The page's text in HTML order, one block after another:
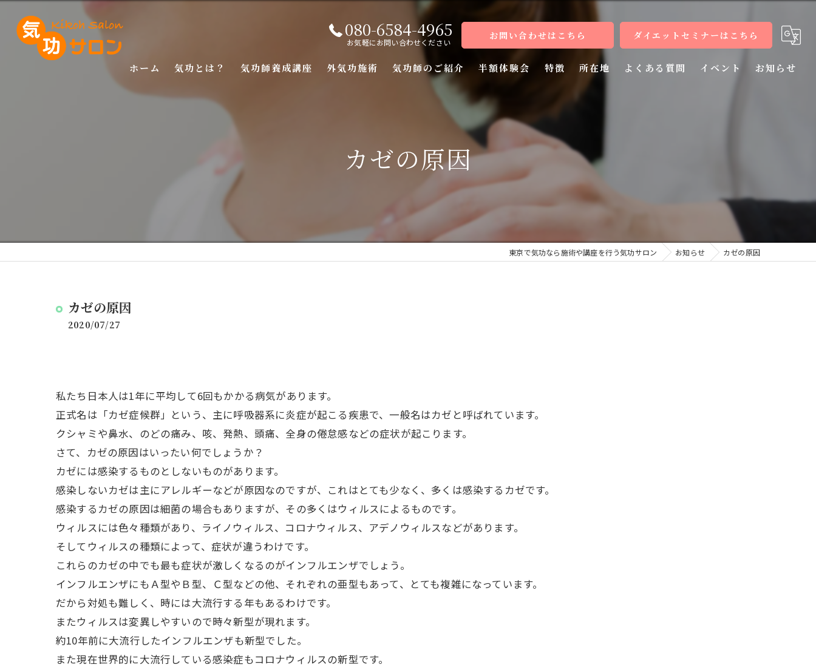
080-6584-4965
お気軽にお問い合わせください
お問い合わせはこちら ダイエットセミナーはこちら
ホーム 気功とは？ 気功師養成講座 外気功施術 気功師のご紹介 半額体験会 特徴
病気
所在地 よくある質問 イベント お知らせ
カゼの原因
東京で気功なら施術や講座を行う気功サロン お知らせ カゼの原因
カゼの原因
2020/07/27
私たち日本人は1年に平均して6回もかかる病気があります。
正式名は「カゼ症候群」という、主に呼吸器系に炎症が起こる疾患で、一般名はカゼと呼ばれています。
クシャミや鼻水、のどの痛み、咳、発熱、頭痛、全身の倦怠感などの症状が起こります。
さて、カゼの原因はいったい何でしょうか？
カゼには感染するものとしないものがあります。
感染しないカゼは主にアレルギーなどが原因なのですが、これはとても少なく、多くは感染するカゼです。
感染するカゼの原因は細菌の場合もありますが、その多くはウィルスによるものです。
ウィルスには色々種類があり、ライノウィルス、コロナウィルス、アデノウィルスなどがあります。
そしてウィルスの種類によって、症状が違うわけです。
これらのカゼの中でも最も症状が激しくなるのがインフルエンザでしょう。
インフルエンザにもＡ型やＢ型、Ｃ型などの他、それぞれの亜型もあって、とても複雑になっています。
だから対処も難しく、時には大流行する年もあるわけです。
またウィルスは変異しやすいので時々新型が現れます。
約10年前に大流行したインフルエンザも新型でした。
また現在世界的に大流行している感染症もコロナウィルスの新型です。